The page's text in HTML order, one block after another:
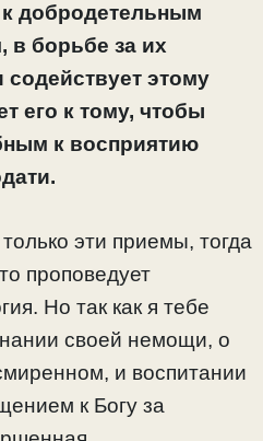
добродетельным
борьбе за их
содействует этому
его к тому, чтобы
к восприятию
эти приемы, тогда
проповедует
Но так как я тебе
своей немощи, о
и воспитании
к Богу за